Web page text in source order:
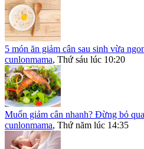
5 món ăn giảm cân sau sinh vừa
cunlonmama, Thứ sáu lúc 10:20
Muốn giảm cân nhanh? Đừng bỏ
cunlonmama, Thứ năm lúc 14:35